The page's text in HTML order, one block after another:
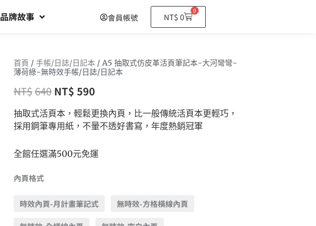
品牌故事 會員帳號 NT$0
0
購
物
首頁 / 手帳/日誌/日記本 / A5 抽取式仿皮革活頁筆記本-大河彎彎-
薄荷綠-無時效手帳/日誌/日記本
NT$640 NT$ 590
抽取式活頁本，輕鬆更換內頁，比一般傳統活頁本更輕巧，
採用鋼筆專用紙，不暈不透好書寫，年度熱銷冠軍
全館任選滿500元免運
內頁格式
時效內頁-月計畫筆記式 無時效-方格橫線內頁